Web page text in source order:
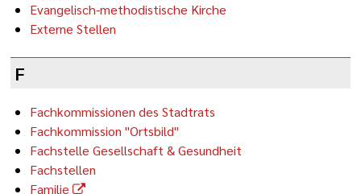
Evangelisch-methodistische Kirche
Externe Stellen
F
Fachkommissionen des Stadtrats
Fachkommission "Ortsbild"
Fachstelle Gesellschaft & Gesundheit
Fachstellen
Familie